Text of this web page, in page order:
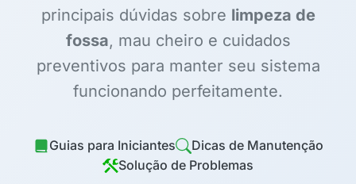
principais dúvidas sobre limpeza de
fossa, mau cheiro e cuidados
preventivos para manter seu sistema
funcionando perfeitamente.
Guias para Iniciantes
Dicas de Manutenção
Solução de Problemas